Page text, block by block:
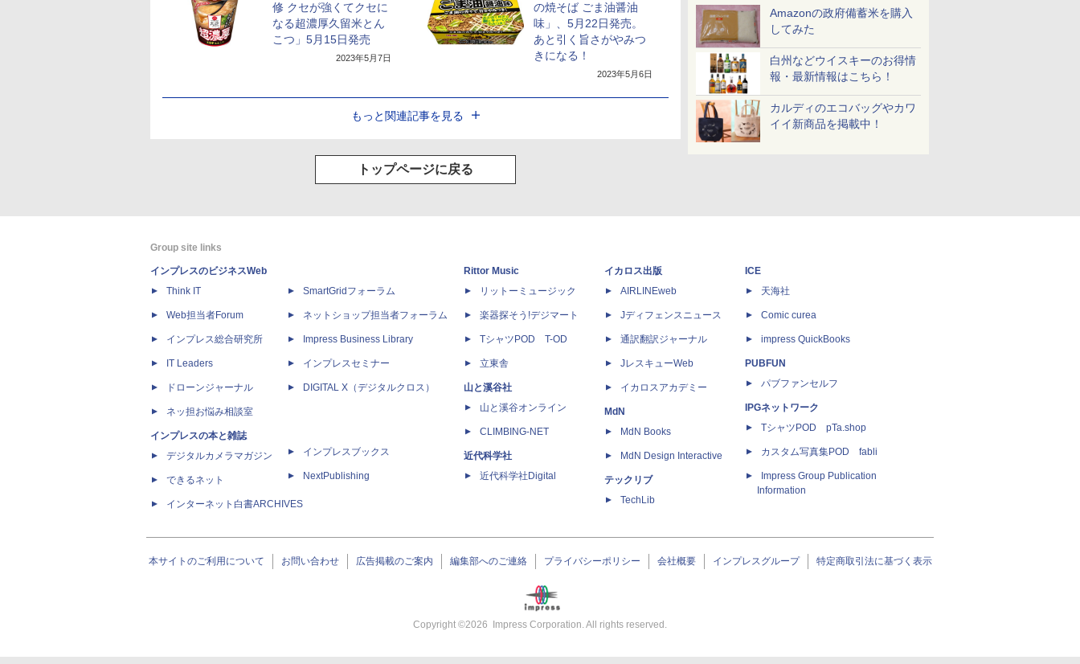
Amazonの政府備蓄米を購入
してみた
白州などウイスキーのお得情
報・最新情報はこちら！
カルディのエコバッグやカワ
イイ新商品を掲載中！
修 クセが強くてクセに
なる超濃厚久留米とん
こつ」5月15日発売
2023年5月7日
の焼そば ごま油醤油
味」、5月22日発売。
あと引く旨さがやみつ
きになる！
2023年5月6日
もっと関連記事を見る
トップページに戻る
Group site links
インプレスのビジネスWeb
Think IT
Web担当者Forum
インプレス総合研究所
IT Leaders
ドローンジャーナル
ネッ担お悩み相談室
インプレスの本と雑誌
デジタルカメラマガジン
できるネット
インターネット白書ARCHIVES
SmartGridフォーラム
ネットショップ担当者フォーラム
Impress Business Library
インプレスセミナー
DIGITAL X（デジタルクロス）
インプレスブックス
NextPublishing
Rittor Music
リットーミュージック
楽器探そう!デジマート
TシャツPOD T-OD
立東舎
山と溪谷社
山と溪谷オンライン
CLIMBING-NET
近代科学社
近代科学社Digital
イカロス出版
AIRLINEweb
Jディフェンスニュース
通訳翻訳ジャーナル
JレスキューWeb
イカロスアカデミー
MdN
MdN Books
MdN Design Interactive
テックリブ
TechLib
ICE
天海社
Comic curea
impress QuickBooks
PUBFUN
パブファンセルフ
IPGネットワーク
TシャツPOD pTa.shop
カスタム写真集POD fabli
Impress Group Publication
Information
本サイトのご利用について お問い合わせ 広告掲載のご案内 編集部へのご連絡 プライバシーポリシー 会社概要 インプレスグループ 特定商取引法に基づく表示
Copyright ©2026 Impress Corporation. All rights reserved.